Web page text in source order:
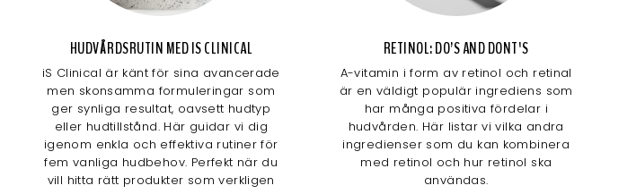
HUDVÅRDSRUTIN MED IS CLINICAL
iS Clinical är känt för sina avancerade
men skonsamma formuleringar som
ger synliga resultat, oavsett hudtyp
eller hudtillstånd. Här guidar vi dig
igenom enkla och effektiva rutiner för
fem vanliga hudbehov. Perfekt när du
vill hitta rätt produkter som verkligen
RETINOL: DO’S AND DONT'S
A-vitamin i form av retinol och retinal
är en väldigt populär ingrediens som
har många positiva fördelar i
hudvården. Här listar vi vilka andra
ingredienser som du kan kombinera
med retinol och hur retinol ska
användas.